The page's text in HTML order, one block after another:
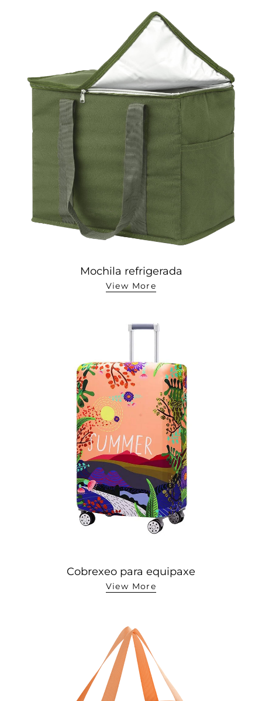
Mochila refrigerada
View More
Cobrexeo para equipaxe
View More